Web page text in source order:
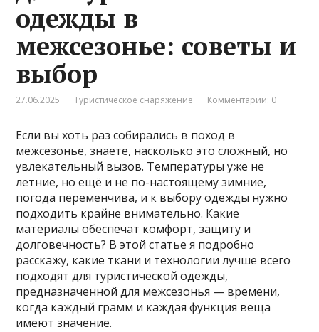
одежды в
межсезонье: советы и
выбор
27.06.2025 Туристическое снаряжение Комментарии: 0
Если вы хоть раз собирались в поход в
межсезонье, знаете, насколько это сложный, но
увлекательный вызов. Температуры уже не
летние, но ещё и не по-настоящему зимние,
погода переменчива, и к выбору одежды нужно
подходить крайне внимательно. Какие
материалы обеспечат комфорт, защиту и
долговечность? В этой статье я подробно
расскажу, какие ткани и технологии лучше всего
подходят для туристической одежды,
предназначенной для межсезонья — времени,
когда каждый грамм и каждая функция веща
имеют значение.